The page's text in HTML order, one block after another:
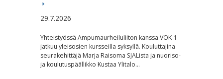
29.7.2026
Yhteistyössä Ampumaurheiluliiton kanssa VOK-1
jatkuu yleisosien kursseilla syksyllä. Kouluttajina
seurakehittäjä Marja Raisoma SJALista ja nuoriso-
ja koulutuspäällikko Kustaa Ylitalo…